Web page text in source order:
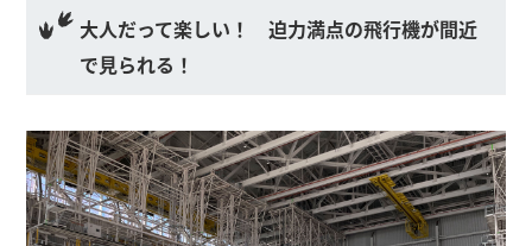
大人だって楽しい！ 迫力満点の飛行機が間近
で見られる！